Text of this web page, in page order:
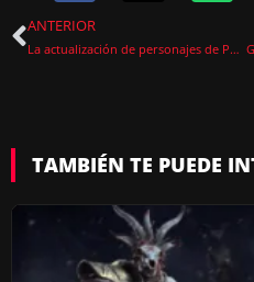
ANTERIOR
La actualización de personajes de Phasmophobia ya tiene fecha de lanzamiento confirmada
TAMBIÉN TE PUEDE